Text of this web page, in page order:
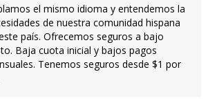
el mismo idioma y entendemos la
de nuestra comunidad hispana
país. Ofrecemos seguros a bajo
Baja cuota inicial y bajos pagos
Tenemos seguros desde $1 por